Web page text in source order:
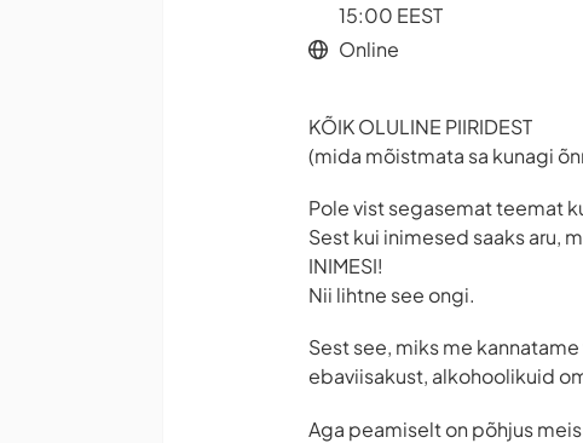
15:00 EEST
Online
KÕIK OLULINE PIIRIDEST
(mida mõistmata sa kunagi
Pole vist segasemat teemat
Sest kui inimesed saaks aru,
INIMESI!
Nii lihtne see ongi.
Sest see, miks me
ebaviisakust, alkohoolikuid
Aga peamiselt on põhjus